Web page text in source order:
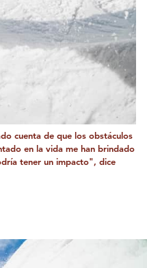
cuenta de que los obstáculos
en la vida me han brindado
tener un impacto", dice